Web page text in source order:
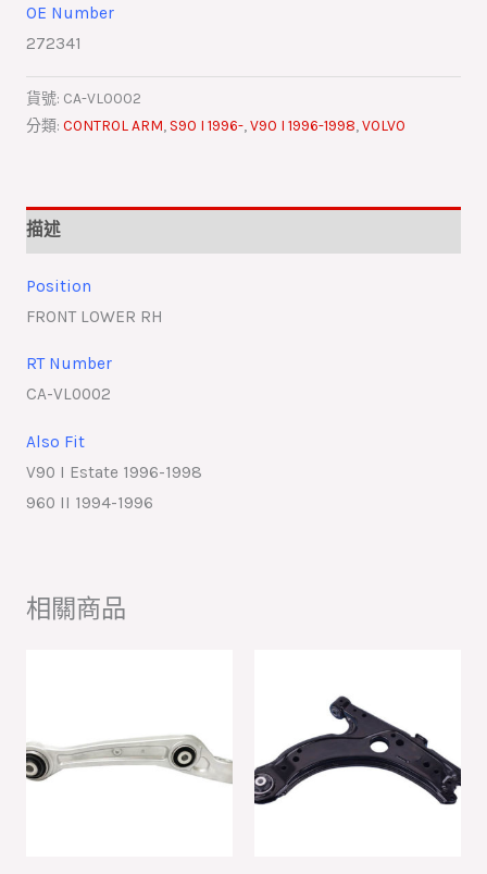
OE Number
272341
貨號: CA-VL0002
分類: CONTROL ARM, S90 I 1996-,V90 I 1996-1998,VOLVO
描述
Position
FRONT LOWER RH
RT Number
CA-VL0002
Also Fit
V90 I Estate 1996-1998
960 II 1994-1996
相關商品